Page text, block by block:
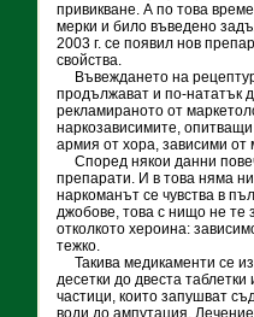
привикване. А по това
мерки и било въведено
2003 г. се появил нов
свойства.
Въвеждането на
продължават и по-нататък
рекламираното от
наркозависимите,
армия от хора, зависими от
Според някои данни
препарати. И в това няма
наркоманът се чувства в
джобове, това с нищо не те
отколкото хероина:
тежко.
Такива медикаменти се
десетки до двеста
частици, които запушват
води до ампутация.